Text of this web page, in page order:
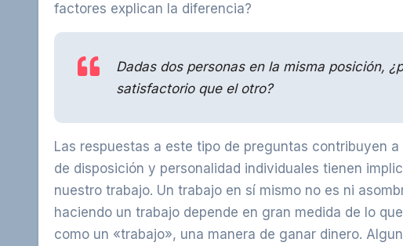
factores explican la diferencia?
Dadas dos personas en la misma posición,
satisfactorio que el otro?
Las respuestas a este tipo de preguntas contribuyen
de disposición y personalidad individuales tienen
nuestro trabajo. Un trabajo en sí mismo no es ni
haciendo un trabajo depende en gran medida de lo
como un «trabajo», una manera de ganar dinero.